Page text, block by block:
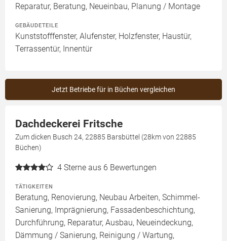
Reparatur, Beratung, Neueinbau, Planung / Montage
GEBÄUDETEILE
Kunststofffenster, Alufenster, Holzfenster, Haustür,
Terrassentür, Innentür
Jetzt Betriebe für in Büchen vergleichen
Dachdeckerei Fritsche
Zum dicken Busch 24, 22885 Barsbüttel (28km von 22885
Büchen)
4 Sterne aus 6 Bewertungen
TÄTIGKEITEN
Beratung, Renovierung, Neubau Arbeiten, Schimmel-
Sanierung, Imprägnierung, Fassadenbeschichtung,
Durchführung, Reparatur, Ausbau, Neueindeckung,
Dämmung / Sanierung, Reinigung / Wartung,